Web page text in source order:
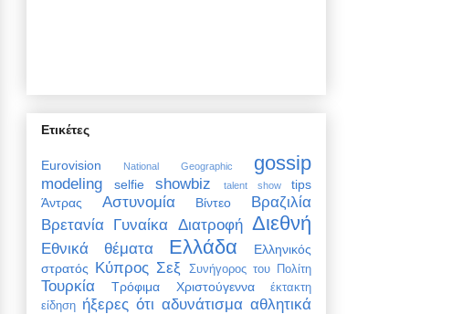
Ετικέτες
Eurovision National Geographic gossip
modeling selfie showbiz talent show
tips
Άντρας
Αστυνομία Βίντεο
Βραζιλία
Βρετανία Γυναίκα Διατροφή Διεθνή
Εθνικά θέματα Ελλάδα
Ελληνικός
στρατός Κύπρος Σεξ Συνήγορος του Πολίτη
Τουρκία Τρόφιμα Χριστούγεννα
έκτακτη
είδηση ήξερες ότι αδυνάτισμα αθλητικά